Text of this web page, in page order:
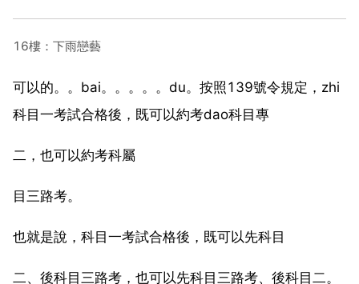
16樓：下雨戀藝
可以的。。bai。。。。。du。按照139號令規定，zhi
科目一考試合格後，既可以約考dao科目專
二，也可以約考科屬
目三路考。
也就是說，科目一考試合格後，既可以先科目
二、後科目三路考，也可以先科目三路考、後科目二。